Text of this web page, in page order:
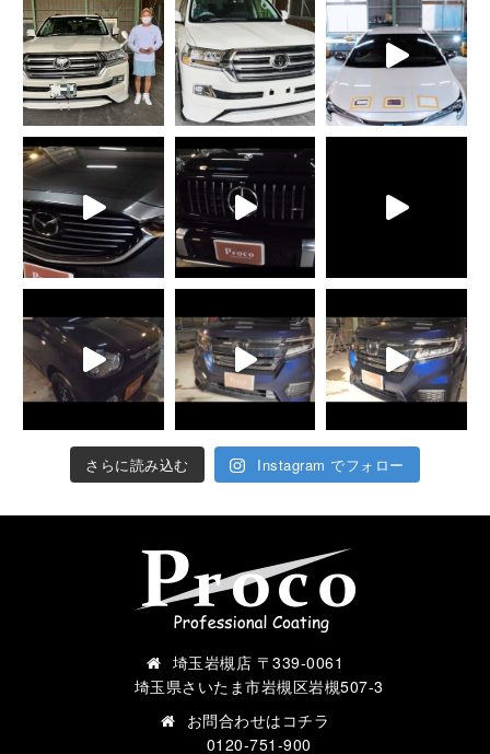
さらに読み込む Instagram でフォロー
埼玉岩槻店 〒339-0061
埼玉県さいたま市岩槻区岩槻507-3
お問合わせは コチラ
0120-751-900